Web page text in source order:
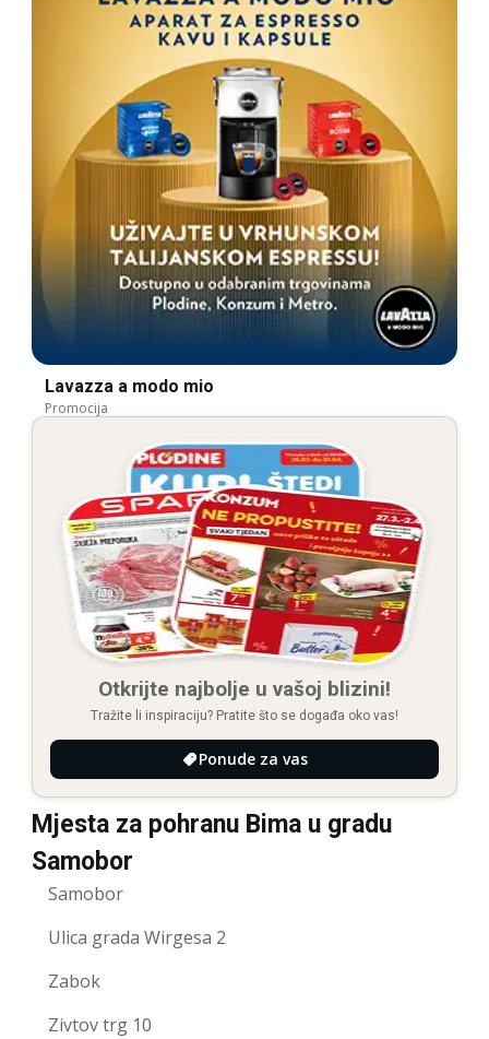
Lavazza a modo mio
Promocija
Otkrijte najbolje u vašoj blizini!
Tražite li inspiraciju? Pratite što se događa oko vas!
Ponude za vas
Mjesta za pohranu Bima u gradu
Samobor
Samobor
Ulica grada Wirgesa 2
Zabok
Zivtov trg 10